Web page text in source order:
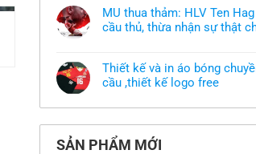
áo
thun
đồng
có
mẫu
thì
bình
luận
ở
Xưởng
khoác
theo
yêu
kế
MU thua thảm: HLV Ten
cầu thủ, thừa nhận sự thật
bình
luận
ở
MU
thảm:
Ten
Hag
lại
Thiết kế và in áo bóng
cầu ,thiết kế logo free
có
luận
Thiết
SẢN PHẨM MỚI